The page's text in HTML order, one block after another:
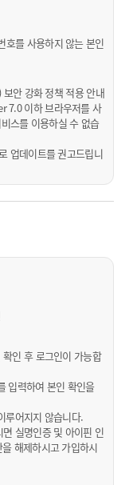
호를 사용하지 않는 본인
안 강화 정책 적용 안내
7.0 이하 브라우저를 사
스를 이용하실 수 없습
업데이트를 권고드립니
인 후 로그인이 가능합
입력하여 본인 확인을
루어지지 않습니다.
실명인증 및 아이핀 인
해제하시고 가입하시